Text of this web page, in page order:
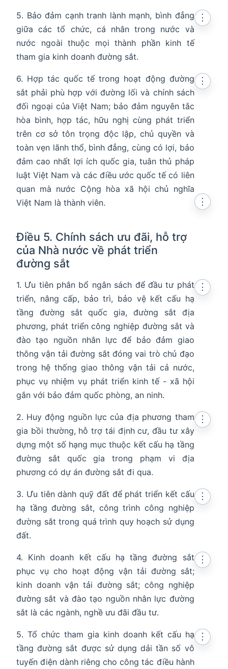
in new window
in new window
in new window
5. Bảo đảm cạnh tranh lành mạnh, bình đẳng
giữa các tổ chức, cá nhân trong nước và
nước ngoài thuộc mọi thành phần kinh tế
tham gia kinh doanh đường sắt.
⋮
6. Hợp tác quốc tế trong hoạt động đường
sắt phải phù hợp với đường lối và chính sách
đối ngoại của Việt Nam; bảo đảm nguyên tắc
hòa bình, hợp tác, hữu nghị cùng phát triển
trên cơ sở tôn trọng độc lập, chủ quyền và
toàn vẹn lãnh thổ, bình đẳng, cùng có lợi, bảo
đảm cao nhất lợi ích quốc gia, tuân thủ pháp
luật Việt Nam và các điều ước quốc tế có liên
quan mà nước Cộng hòa xã hội chủ nghĩa
Việt Nam là thành viên.
⋮
Điều 5. Chính sách ưu đãi, hỗ trợ
của Nhà nước về phát triển
đường sắt
⋮
1. Ưu tiên phân bổ ngân sách để đầu tư phát
triển, nâng cấp, bảo trì, bảo vệ kết cấu hạ
tầng đường sắt quốc gia, đường sắt địa
phương, phát triển công nghiệp đường sắt và
đào tạo nguồn nhân lực để bảo đảm giao
thông vận tải đường sắt đóng vai trò chủ đạo
trong hệ thống giao thông vận tải cả nước,
phục vụ nhiệm vụ phát triển kinh tế - xã hội
gắn với bảo đảm quốc phòng, an ninh.
⋮
2. Huy động nguồn lực của địa phương tham
gia bồi thường, hỗ trợ tái định cư, đầu tư xây
dựng một số hạng mục thuộc kết cấu hạ tầng
đường sắt quốc gia trong phạm vi địa
phương có dự án đường sắt đi qua.
⋮
3. Ưu tiên dành quỹ đất để phát triển kết cấu
hạ tầng đường sắt, công trình công nghiệp
đường sắt trong quá trình quy hoạch sử dụng
đất.
⋮
4. Kinh doanh kết cấu hạ tầng đường sắt
phục vụ cho hoạt động vận tải đường sắt;
kinh doanh vận tải đường sắt; công nghiệp
đường sắt và đào tạo nguồn nhân lực đường
sắt là các ngành, nghề ưu đãi đầu tư.
⋮
5. Tổ chức tham gia kinh doanh kết cấu hạ
tầng đường sắt được sử dụng dải tần số vô
tuyến điện dành riêng cho công tác điều hành
⋮